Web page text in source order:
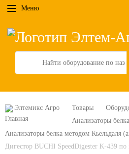
Меню
Search
Элтемикс Агро Товары
Анализаторы белка
Анализаторы белка методом Кьельдаля
Дигестор BUCHI SpeedDigester K-439 по